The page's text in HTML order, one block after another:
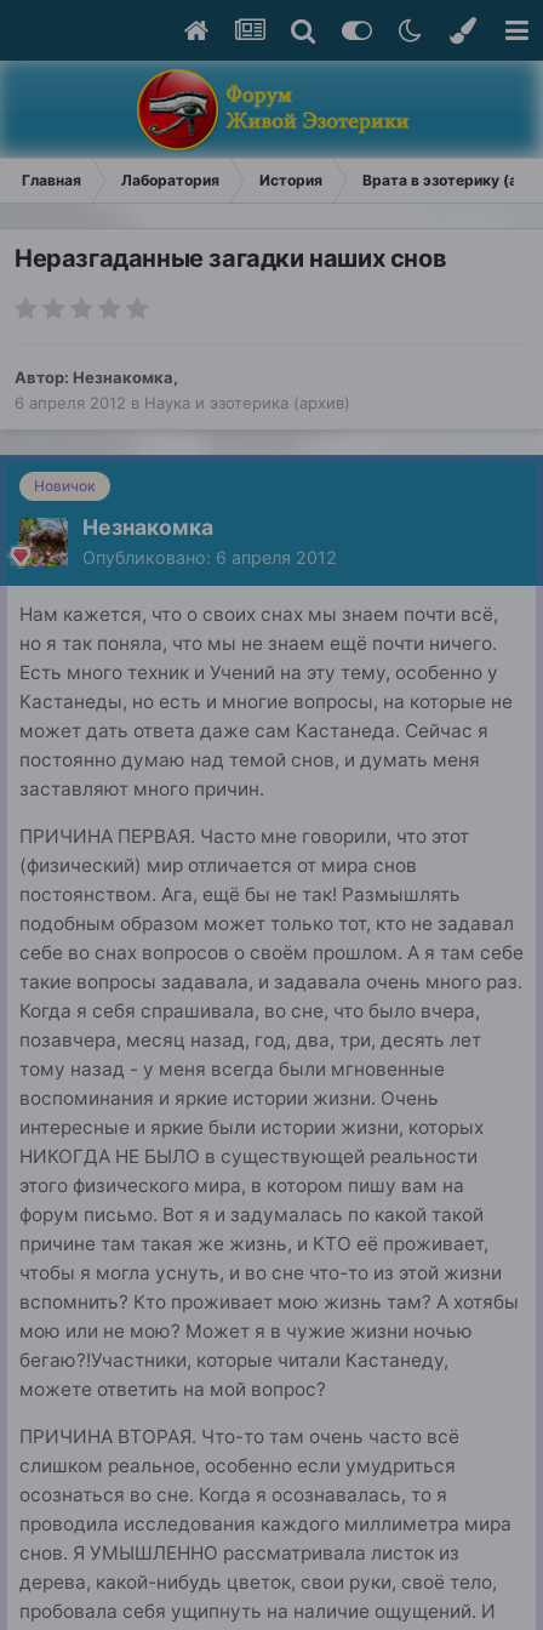
Главная Лаборатория История Врата в эзотерику
Неразгаданные загадки наших снов
Автор: Незнакомка,
6 апреля 2012 в Наука и эзотерика (архив)
Новичок
Незнакомка
Опубликовано: 6 апреля 2012
Нам кажется, что о своих снах мы знаем почти всё,
но я так поняла, что мы не знаем ещё почти ничего.
Есть много техник и Учений на эту тему, особенно у
Кастанеды, но есть и многие вопросы, на которые не
может дать ответа даже сам Кастанеда. Сейчас я
постоянно думаю над темой снов, и думать меня
заставляют много причин.
ПРИЧИНА ПЕРВАЯ. Часто мне говорили, что этот
(физический) мир отличается от мира снов
постоянством. Ага, ещё бы не так! Размышлять
подобным образом может только тот, кто не задавал
себе во снах вопросов о своём прошлом. А я там себе
такие вопросы задавала, и задавала очень много раз.
Когда я себя спрашивала, во сне, что было вчера,
позавчера, месяц назад, год, два, три, десять лет
тому назад - у меня всегда были мгновенные
воспоминания и яркие истории жизни. Очень
интересные и яркие были истории жизни, которых
НИКОГДА НЕ БЫЛО в существующей реальности
этого физического мира, в котором пишу вам на
форум письмо. Вот я и задумалась по какой такой
причине там такая же жизнь, и КТО её проживает,
чтобы я могла уснуть, и во сне что-то из этой жизни
вспомнить? Кто проживает мою жизнь там? А хотябы
мою или не мою? Может я в чужие жизни ночью
бегаю?!Участники, которые читали Кастанеду,
можете ответить на мой вопрос?
ПРИЧИНА ВТОРАЯ. Что-то там очень часто всё
слишком реальное, особенно если умудриться
осознаться во сне. Когда я осознавалась, то я
проводила исследования каждого миллиметра мира
снов. Я УМЫШЛЕННО рассматривала листок из
дерева, какой-нибудь цветок, свои руки, своё тело,
пробовала себя ущипнуть на наличие ощущений. И